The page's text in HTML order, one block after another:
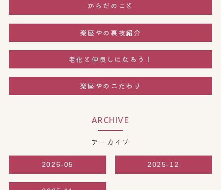
からだのこと
楽座やの裏技紹介
老化と仲良しになろう！
楽座やのこだわり
ARCHIVE
アーカイブ
2026-05 2025-12